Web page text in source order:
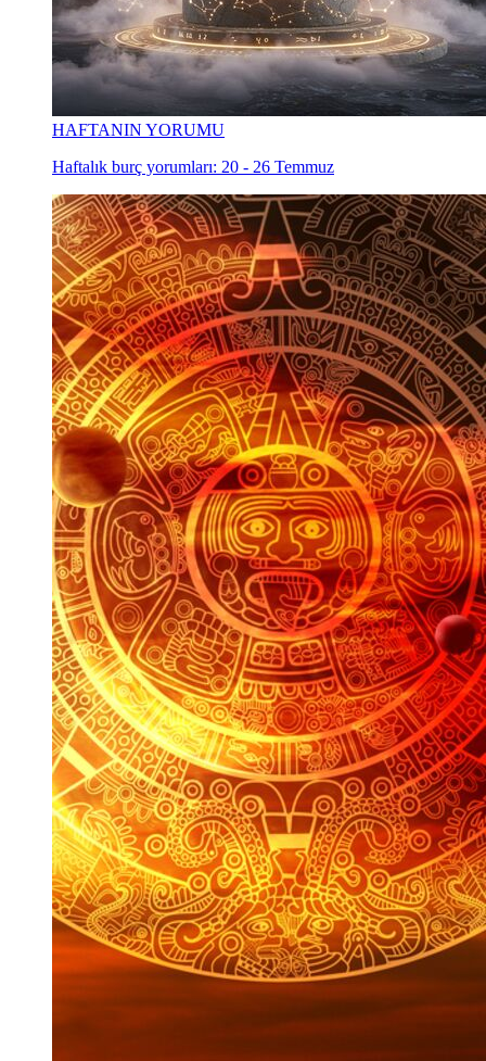
HAFTANIN YORUMU
Haftalık burç yorumları: 20 - 26 Temmuz